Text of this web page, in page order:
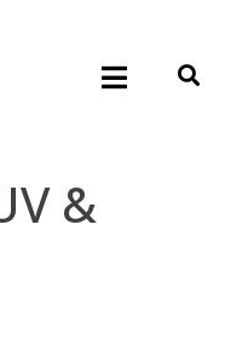
&